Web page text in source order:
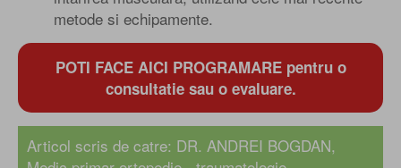
metode si echipamente.
POTI FACE AICI PROGRAMARE pentru o
consultatie sau o evaluare.
Articol scris de catre: DR. ANDREI BOGDAN,